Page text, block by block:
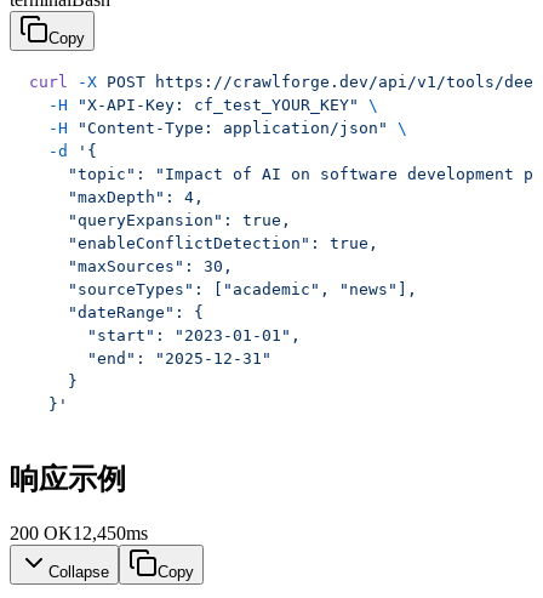
Copy
curl -X POST https://crawlforge.dev/api/v1/tools/
  -H
"X-API-Key: cf_test_YOUR_KEY"
\
  -H
"Content-Type: application/json"
\
  -d
'{
"topic": "Impact of AI on software development
    "maxDepth": 4,
    "queryExpansion": true,
    "enableConflictDetection": true,
    "maxSources": 30,
    "sourceTypes": ["academic", "news"],
    "dateRange": {
      "start": "2023-01-01",
      "end": "2025-12-31"
    }
  }'
响应示例
200 OK12,450ms
Collapse Copy